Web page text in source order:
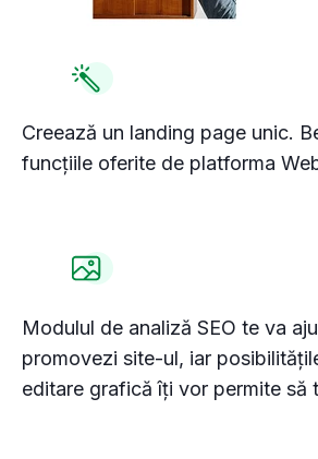
Creează un landing page unic.
funcţiile oferite de platforma
Modulul de analiză SEO te va
promovezi site-ul, iar
editare grafică îți vor permite să
Consimțământul pentru
Cookie-urile sunt fișiere mici de